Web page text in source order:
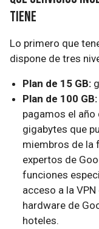
tiene
Lo primero que
dispone de tres
Plan de 15 GB:
Plan de 100 GB:
pagamos el
gigabytes que
miembros de la
expertos de
funciones
acceso a la
hardware de
hoteles.